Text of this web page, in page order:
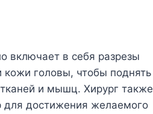
включает в себя разрезы
кожи головы, чтобы поднять
и мышц. Хирург также
достижения желаемого